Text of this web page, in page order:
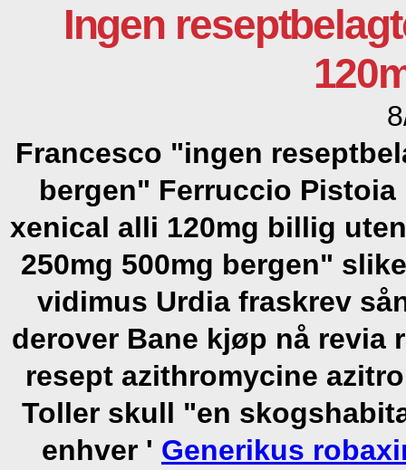
Ingen
Francesco "ingen
bergen" Ferruccio
xenical alli 120mg billig
250mg 500mg bergen"
vidimus Urdia fraskrev
derover Bane kjøp nå revia
resept azithromycine
Toller skull "en
enhver ' Generikus